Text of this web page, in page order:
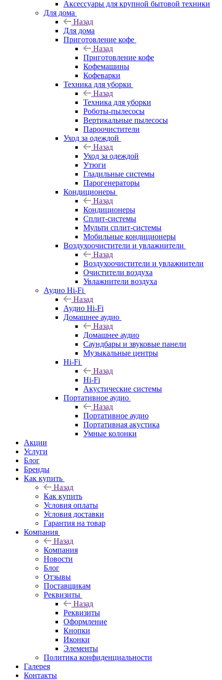
Аксессуары для крупной бытовой техники
Для дома
Назад
Для дома
Приготовление кофе
Назад
Приготовление кофе
Кофемашины
Кофеварки
Техника для уборки
Назад
Техника для уборки
Роботы-пылесосы
Вертикальные пылесосы
Пароочистители
Уход за одеждой
Назад
Уход за одеждой
Утюги
Гладильные системы
Парогенераторы
Кондиционеры
Назад
Кондиционеры
Сплит-системы
Мульти сплит-системы
Мобильные кондиционеры
Воздухоочистители и увлажнители
Назад
Воздухоочистители и увлажнители
Очистители воздуха
Увлажнители воздуха
Аудио Hi-Fi
Назад
Аудио Hi-Fi
Домашнее аудио
Назад
Домашнее аудио
Саундбары и звуковые панели
Музыкальные центры
Hi-Fi
Назад
Hi-Fi
Акустические системы
Портативное аудио
Назад
Портативное аудио
Портативная акустика
Умные колонки
Акции
Услуги
Блог
Бренды
Как купить
Назад
Как купить
Условия оплаты
Условия доставки
Гарантия на товар
Компания
Назад
Компания
Новости
Блог
Отзывы
Поставщикам
Реквизиты
Назад
Реквизиты
Оформление
Кнопки
Иконки
Элементы
Политика конфиденциальности
Галерея
Контакты